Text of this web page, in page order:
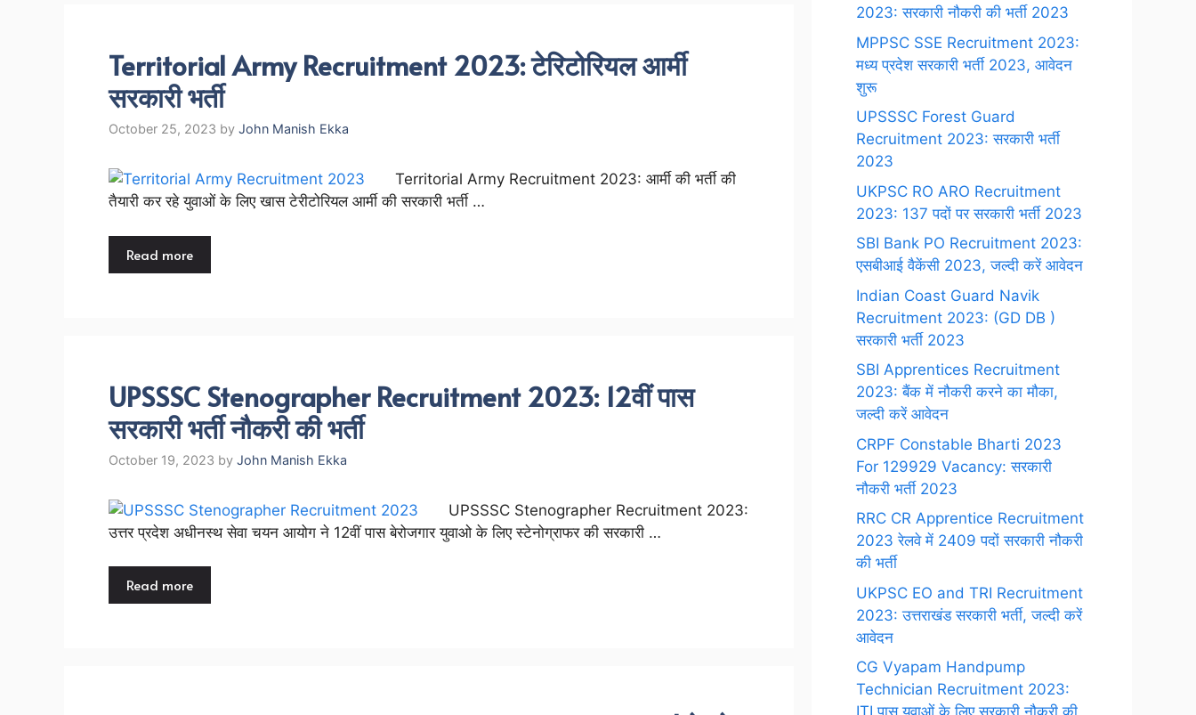
Territorial Army Recruitment 2023: टेरिटोरियल आर्मी
सरकारी भर्ती
October 25, 2023 by John Manish Ekka
Territorial Army Recruitment 2023: आर्मी की भर्ती की
तैयारी कर रहे युवाओं के लिए खास टेरीटोरियल आर्मी की सरकारी भर्ती …
Read more
UPSSSC Stenographer Recruitment 2023: 12वीं पास
सरकारी भर्ती नौकरी की भर्ती
October 19, 2023 by John Manish Ekka
UPSSSC Stenographer Recruitment 2023:
उत्तर प्रदेश अधीनस्थ सेवा चयन आयोग ने 12वीं पास बेरोजगार युवाओ के लिए स्टेनोग्राफर की सरकारी …
Read more
2023: सरकारी नौकरी की भर्ती 2023
MPPSC SSE Recruitment 2023:
मध्य प्रदेश सरकारी भर्ती 2023, आवेदन
शुरू
UPSSSC Forest Guard
Recruitment 2023: सरकारी भर्ती
2023
UKPSC RO ARO Recruitment
2023: 137 पदों पर सरकारी भर्ती 2023
SBI Bank PO Recruitment 2023:
एसबीआई वैकेंसी 2023, जल्दी करें आवेदन
Indian Coast Guard Navik
Recruitment 2023: (GD DB )
सरकारी भर्ती 2023
SBI Apprentices Recruitment
2023: बैंक में नौकरी करने का मौका,
जल्दी करें आवेदन
CRPF Constable Bharti 2023
For 129929 Vacancy: सरकारी
नौकरी भर्ती 2023
RRC CR Apprentice Recruitment
2023 रेलवे में 2409 पदों सरकारी नौकरी
की भर्ती
UKPSC EO and TRI Recruitment
2023: उत्तराखंड सरकारी भर्ती, जल्दी करें
आवेदन
CG Vyapam Handpump
Technician Recruitment 2023:
ITI पास युवाओं के लिए सरकारी नौकरी की